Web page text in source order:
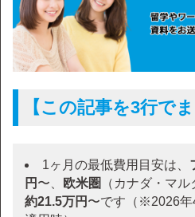
【この記事を3行で
1ヶ月の最低費用目安は、
円 〜、 欧米圏
（カナダ・マ
約21.5万円 〜です（※2026年